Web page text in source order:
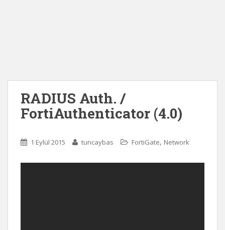
RADIUS Auth. /
FortiAuthenticator (4.0)
1 Eylül 2015 tuncaybas FortiGate, Network